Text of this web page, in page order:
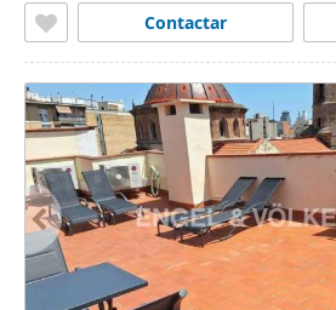
Contactar